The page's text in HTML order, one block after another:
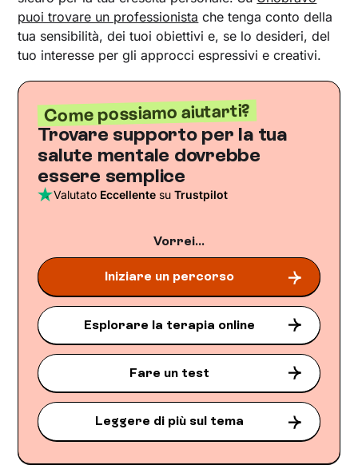
puoi trovare un professionista che tenga conto della
tua sensibilità, dei tuoi obiettivi e, se lo desideri, del
tuo interesse per gli approcci espressivi e creativi.
Come possiamo aiutarti?
Trovare supporto per la tua
salute mentale dovrebbe
essere semplice
Valutato Eccellente suTrustpilot
Vorrei...
Iniziare un percorso
Esplorare la terapia online
Fare un test
Leggere di più sul tema